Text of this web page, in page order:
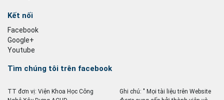
Kết nối
Facebook
Google+
Youtube
Tìm chúng tôi trên facebook
TT đơn vị: Viện Khoa Học Công
Ghi chú: " Mọi tài liệu trên Website